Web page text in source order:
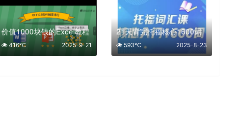
价值1000块钱的Excel教程
2025-9-21
416℃
21天背完托福核心1600词
2025-8-23
593℃